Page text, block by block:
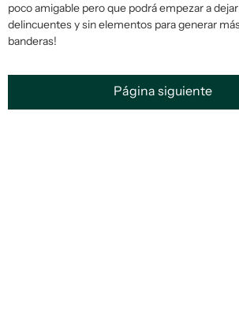
poco amigable pero que podrá empezar a
delincuentes y sin elementos para generar
banderas!
Página siguiente